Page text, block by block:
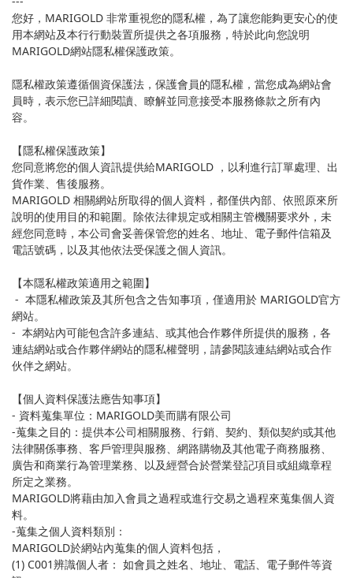
您好，MARIGOLD 非常重視您的隱私權，為了讓您能夠更安心的使
用本網站及本行行動裝置所提供之各項服務，特於此向您說明
MARIGOLD網站隱私權保護政策。
隱私權政策遵循個資保護法，保護會員的隱私權，當您成為網站會
員時，表示您已詳細閱讀、瞭解並同意接受本服務條款之所有內
容。
【隱私權保護政策】
您同意將您的個人資訊提供給MARIGOLD ，以利進行訂單處理、出
貨作業、售後服務。
MARIGOLD 相關網站所取得的個人資料，都僅供內部、依照原來所
說明的使用目的和範圍。除依法律規定或相關主管機關要求外，未
經您同意時，本公司會妥善保管您的姓名、地址、電子郵件信箱及
電話號碼，以及其他依法受保護之個人資訊。
【本隱私權政策適用之範圍】
- 本隱私權政策及其所包含之告知事項，僅適用於 MARIGOLD官方
網站。
- 本網站內可能包含許多連結、或其他合作夥伴所提供的服務，各
連結網站或合作夥伴網站的隱私權聲明，請參閱該連結網站或合作
伙伴之網站。
【個人資料保護法應告知事項】
- 資料蒐集單位：MARIGOLD美而購有限公司
-蒐集之目的：提供本公司相關服務、行銷、契約、類似契約或其他
法律關係事務、客戶管理與服務、網路購物及其他電子商務服務、
廣告和商業行為管理業務、以及經營合於營業登記項目或組織章程
所定之業務。
MARIGOLD將藉由加入會員之過程或進行交易之過程來蒐集個人資
料。
-蒐集之個人資料類別：
MARIGOLD於網站內蒐集的個人資料包括，
(1) C001辨識個人者： 如會員之姓名、地址、電話、電子郵件等資